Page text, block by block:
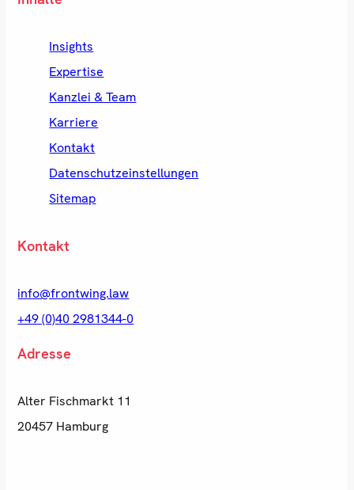
Insights
Expertise
Kanzlei & Team
Karriere
Kontakt
Datenschutzeinstellungen
Sitemap
Kontakt
info@frontwing.law
+49 (0)40 2981344-0
Adresse
Alter Fischmarkt 11
20457 Hamburg